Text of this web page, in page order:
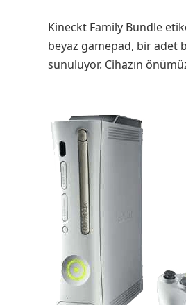
Kineckt Family Bundle
beyaz gamepad, bir adet
sunuluyor. Cihazın